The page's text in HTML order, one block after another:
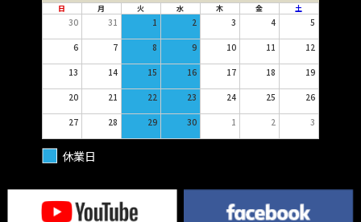
日 月 火 水 木 金 土
30 31 1 2 3 4 5
6 7 8 9 10 11 12
13 14 15 16 17 18 19
20 21 22 23 24 25 26
27 28 29 30 1 2 3
休業日